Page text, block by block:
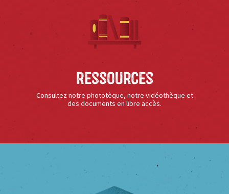
Ressources
Consultez notre phototèque, notre vidéothèque et
des documents en libre accès.